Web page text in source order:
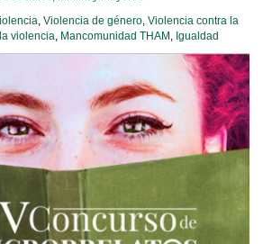
Violencia de género Violencia contra la
violencia Mancomunidad THAM Igualdad